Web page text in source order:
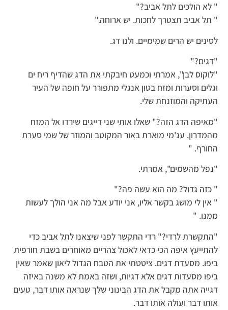
" לא הולכים לתל אביב?"
" תל אביב תצטרך לחכות. יש ארוחה."
לסינים יש הרים שמימיים. ולנו דג.
"דגים?"
"לוקוס לבן", אמרתי וכמעט חיבקתי את הדג שהדיף ריח ים
וגלים וסערות ומזח בטון אנגלי מתפורר על חופה של העיר
העתיקה והמוזנחת שלי.
"מאיפה הדג הזה?" שאלו אותי שני דייגים שירדו אל המזח
מהמדרון. עג'מי מוארת באור המקוטב והמוזר של שמי סערת
החורף. "
"נפל מהשמים", אמרתי.
" כזה גדול? מה הוא עשה פה?"
" אין לי מושג בקשר אליו, אני יודע אבל מה אני הולך לעשות
ממנו. "
"התקשרת לרדי?" רדי התקשר לפני שיצאנו לתל אביב כדי
להתייעץ איפה הכי כדאי לאכול צהריים מאוחרים בשבת חורפית
ביפו. מסעדת דגים. ציטטתי את הטבח הגדול ליאון שאמר שאין
ביפו מסעדות דגים אלא דגיות, ושזה באמת לא משנה באיזה
דגייה אתה מקבל את הדג הבינוני שלך שנראה אותו דבר, טעים
אותו דבר ועולה אותו דבר.